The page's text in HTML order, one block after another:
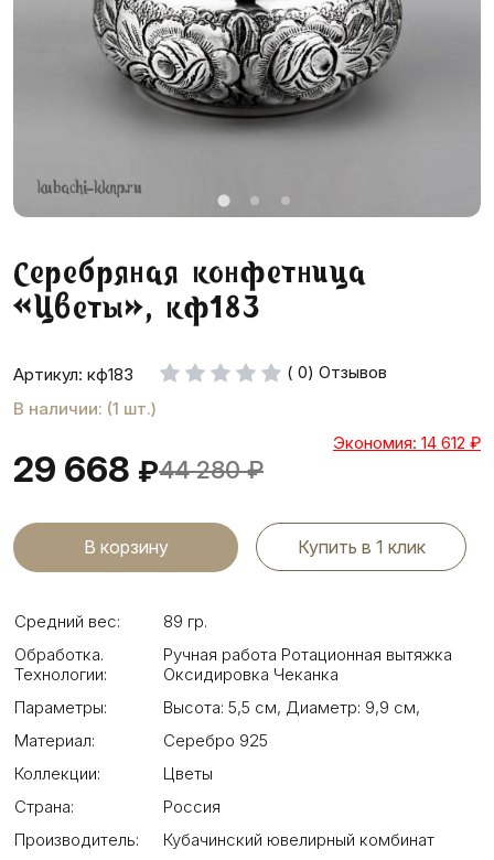
Серебряная конфетница
«Цветы», кф183
Артикул: кф183
( 0) Отзывов
В наличии: (1 шт.)
29 668 ₽44 280 ₽
Экономия: 14 612 ₽
Купить в 1 клик
Средний вес:
89 гр.
Обработка.
Технологии:
Ручная работа Ротационная вытяжка
Оксидировка Чеканка
Параметры:
Высота: 5,5 см, Диаметр: 9,9 см,
Материал:
Серебро 925
Коллекции:
Цветы
Страна:
Россия
Производитель:
Кубачинский ювелирный комбинат